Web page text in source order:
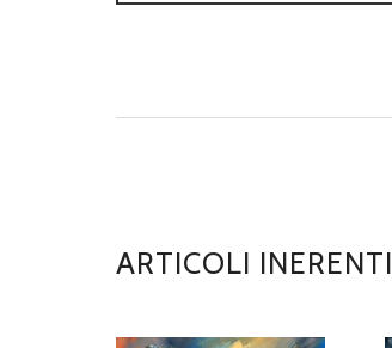
ARTICOLI INERENTI